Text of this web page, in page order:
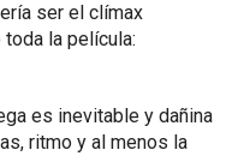
ser el clímax
la película:
es inevitable y dañina
ritmo y al menos la